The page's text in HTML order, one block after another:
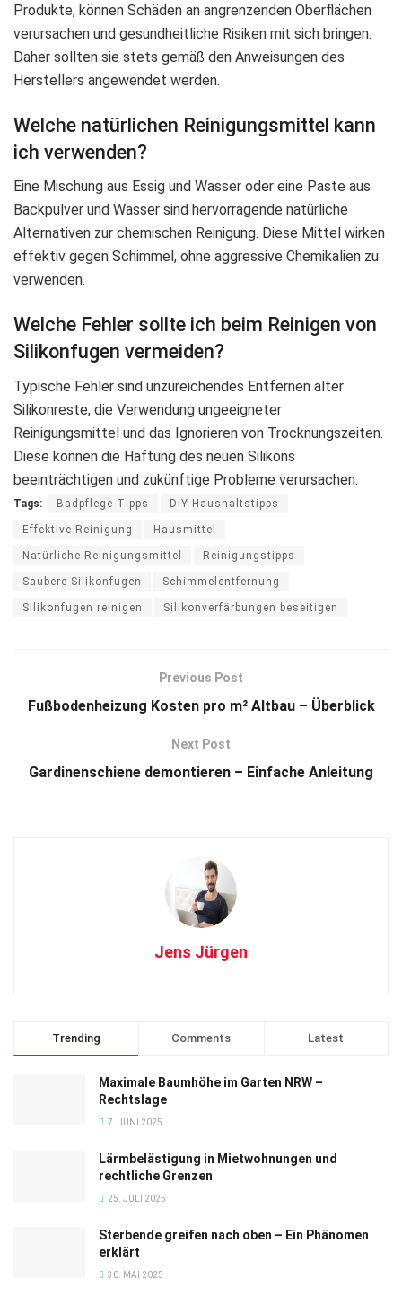
Produkte, können Schäden an angrenzenden Oberflächen
verursachen und gesundheitliche Risiken mit sich bringen.
Daher sollten sie stets gemäß den Anweisungen des
Herstellers angewendet werden.
Welche natürlichen Reinigungsmittel kann
ich verwenden?
Eine Mischung aus Essig und Wasser oder eine Paste aus
Backpulver und Wasser sind hervorragende natürliche
Alternativen zur chemischen Reinigung. Diese Mittel wirken
effektiv gegen Schimmel, ohne aggressive Chemikalien zu
verwenden.
Welche Fehler sollte ich beim Reinigen von
Silikonfugen vermeiden?
Typische Fehler sind unzureichendes Entfernen alter
Silikonreste, die Verwendung ungeeigneter
Reinigungsmittel und das Ignorieren von Trocknungszeiten.
Diese können die Haftung des neuen Silikons
beeinträchtigen und zukünftige Probleme verursachen.
Tags: Badpflege-Tipps DIY-Haushaltstipps
Effektive Reinigung Hausmittel
Natürliche Reinigungsmittel Reinigungstipps
Saubere Silikonfugen Schimmelentfernung
Silikonfugen reinigen Silikonverfärbungen beseitigen
Previous Post
Fußbodenheizung Kosten pro m² Altbau – Überblick
Next Post
Gardinenschiene demontieren – Einfache Anleitung
Jens Jürgen
Trending Comments Latest
Maximale Baumhöhe im Garten NRW –
Rechtslage
7. JUNI 2025
Lärmbelästigung in Mietwohnungen und
rechtliche Grenzen
25. JULI 2025
Sterbende greifen nach oben – Ein Phänomen
erklärt
30. MAI 2025